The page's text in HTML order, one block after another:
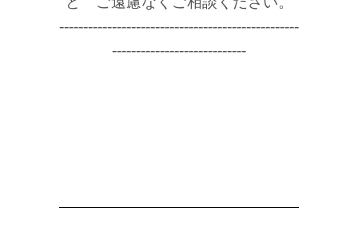
--------------------------------------------------
----------------------------